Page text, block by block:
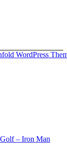
WordPress
Golf – Iron Man